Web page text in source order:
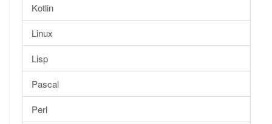
Kotlin
Linux
Lisp
Pascal
Perl